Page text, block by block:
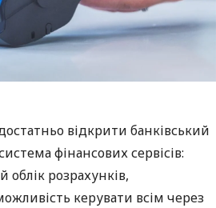
відкрити банківський
фінансових сервісів:
розрахунків,
керувати всім через